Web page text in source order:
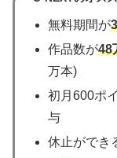
無料期間が
作品数が48
万本)
初月600ポ
与
休止ができ